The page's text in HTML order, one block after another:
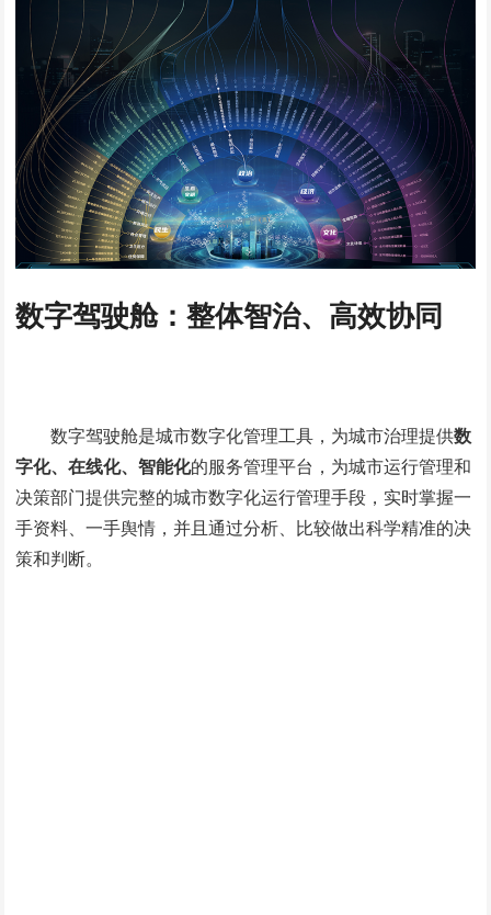
数字驾驶舱：整体智治、高效协同
数字驾驶舱是城市数字化管理工具，为城市治理提供数
字化、在线化、智能化的服务管理平台，为城市运行管理和
决策部门提供完整的城市数字化运行管理手段，实时掌握一
手资料、一手舆情，并且通过分析、比较做出科学精准的决
策和判断。